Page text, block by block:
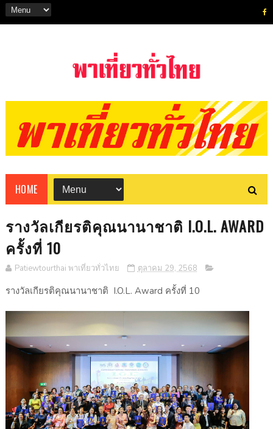
HOME
รางวัลเกียรติคุณนานาชาติ I.O.L. AWARD
ครั้งที่ 10
Patiewtourthai พาเที่ยวทั่วไทย ตุลาคม 29, 2568
รางวัลเกียรติคุณนานาชาติ I.O.L. Award ครั้งที่ 10